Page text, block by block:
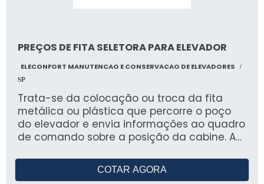
PREÇOS DE FITA SELETORA PARA ELEVADOR
ELECONFORT MANUTENCAO E CONSERVACAO DE ELEVADORES
/
SP
Trata-se da colocação ou troca da fita
metálica ou plástica que percorre o poço
do elevador e envia informações ao quadro
de comando sobre a posição da cabine. A
precisão nas paradas, melhora o
alinhamento com os andares e contribui
COTAR AGORA